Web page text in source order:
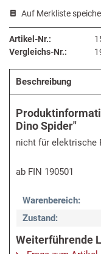
Auf Merkliste
Artikel-Nr.:
Vergleichs-Nr.:
Beschreibung
Dino Spider"
nicht für elektrische
ab FIN 190501
Warenbereich:
Zustand:
Weiterführende